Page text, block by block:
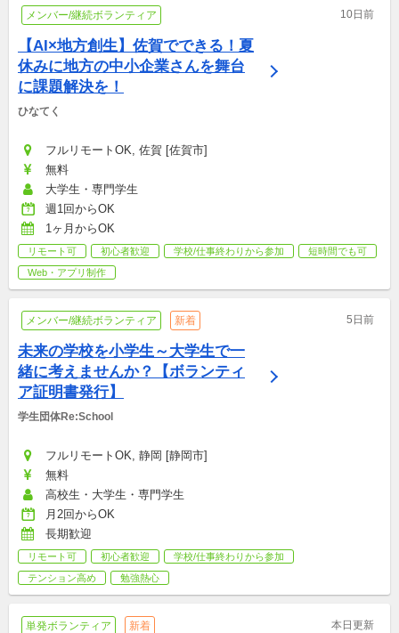
メンバー/継続ボランティア 10日前
【AI×地方創生】佐賀でできる！夏
休みに地方の中小企業さんを舞台
に課題解決を！
ひなてく
フルリモートOK, 佐賀 [佐賀市]
無料
大学生・専門学生
週1回からOK
1ヶ月からOK
リモート可 初心者歓迎 学校/仕事終わりから参加
短時間でも可
Web・アプリ制作
メンバー/継続ボランティア 新着 5日前
未来の学校を小学生～大学生で一
緒に考えませんか？【ボランティ
ア証明書発行】
学生団体Re:School
フルリモートOK, 静岡 [静岡市]
無料
高校生・大学生・専門学生
月2回からOK
長期歓迎
リモート可 初心者歓迎
学校/仕事終わりから参加
テンション高め
勉強熱心
単発ボランティア 新着 本日更新